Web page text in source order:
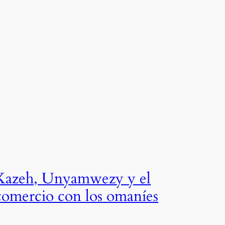
Unyamwezy y el
con los omaníes